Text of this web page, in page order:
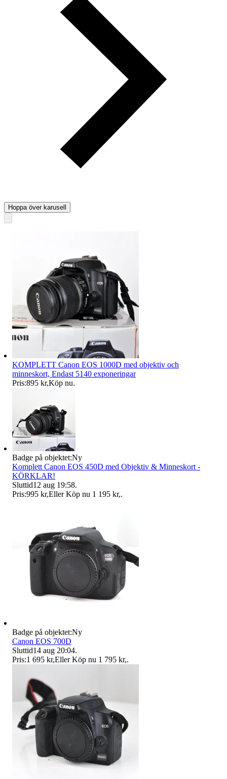
Hoppa över karusell
KOMPLETT Canon EOS 1000D med objektiv och
minneskort, Endast 5140 exponeringar
Pris:895 kr,Köp nu.
Badge på objektet:Ny
Komplett Canon EOS 450D med Objektiv & Minneskort -
KÖRKLAR!
Sluttid12 aug 19:58.
Pris:995 kr,Eller Köp nu 1 195 kr,.
Badge på objektet:Ny
Canon EOS 700D
Sluttid14 aug 20:04.
Pris:1 695 kr,Eller Köp nu 1 795 kr,.